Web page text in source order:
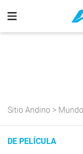
Sitio Andino > Mundo
DE PELÍCULA